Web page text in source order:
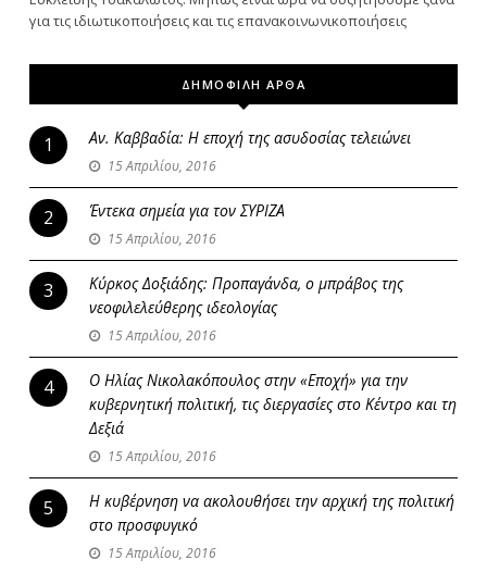
για τις ιδιωτικοποιήσεις και τις επανακοινωνικοποιήσεις
ΔΗΜΟΦΙΛΗ ΑΡΘΑ
1 Αν. Καββαδία: Η εποχή της ασυδοσίας τελειώνει
15 Απριλίου, 2016
2 Έντεκα σημεία για τον ΣΥΡΙΖΑ
15 Απριλίου, 2016
3
Κύρκος Δοξιάδης: Προπαγάνδα, ο μπράβος της
νεοφιλελεύθερης ιδεολογίας
15 Απριλίου, 2016
4
Ο Ηλίας Νικολακόπουλος στην «Εποχή» για την
κυβερνητική πολιτική, τις διεργασίες στο Κέντρο και τη
Δεξιά
15 Απριλίου, 2016
5
Η κυβέρνηση να ακολουθήσει την αρχική της πολιτική
στο προσφυγικό
15 Απριλίου, 2016